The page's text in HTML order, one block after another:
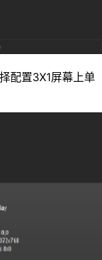
配置3X1屏幕上单